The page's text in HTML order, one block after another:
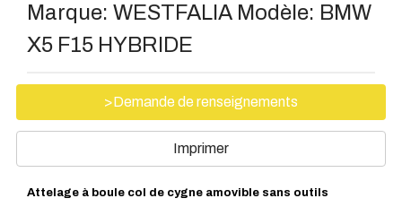
Marque: WESTFALIA Modèle: BMW
X5 F15 HYBRIDE
>Demande de renseignements
Imprimer
Attelage à boule col de cygne amovible sans outils